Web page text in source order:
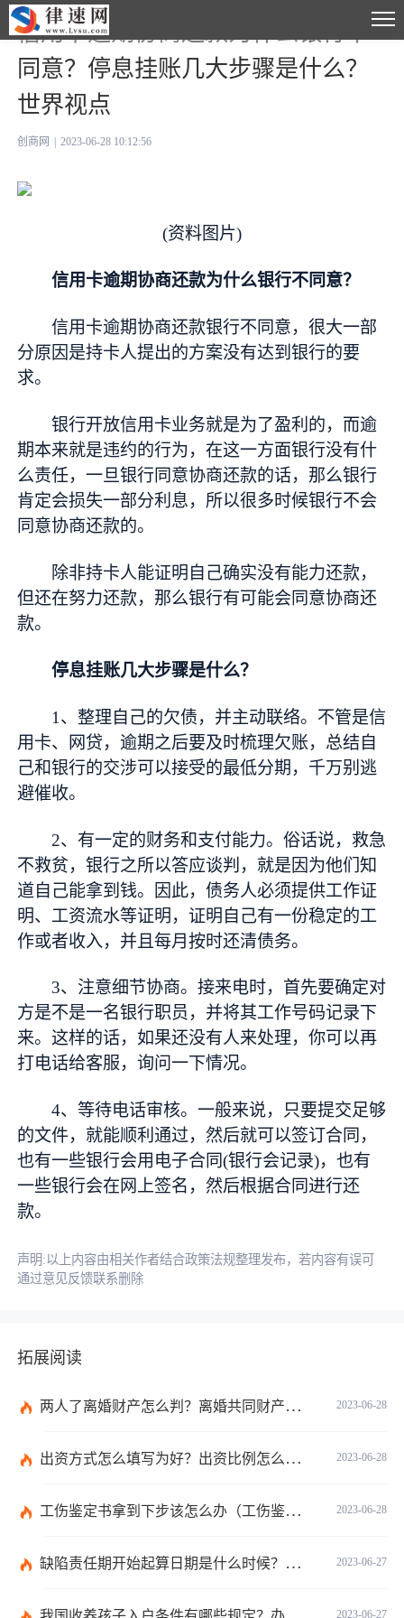
信用卡逾期协商还款为什么银行不
同意？停息挂账几大步骤是什么？
世界视点
创商网 2023-06-28 10:12:56
(资料图片)
信用卡逾期协商还款为什么银行不同意？
信用卡逾期协商还款银行不同意，很大一部
分原因是持卡人提出的方案没有达到银行的要
求。
银行开放信用卡业务就是为了盈利的，而逾
期本来就是违约的行为，在这一方面银行没有什
么责任，一旦银行同意协商还款的话，那么银行
肯定会损失一部分利息，所以很多时候银行不会
同意协商还款的。
除非持卡人能证明自己确实没有能力还款，
但还在努力还款，那么银行有可能会同意协商还
款。
停息挂账几大步骤是什么？
1、整理自己的欠债，并主动联络。不管是信
用卡、
网贷，逾期之后要及时梳理欠账，总结自
己和银行的交涉可以接受的最低分期，千万别逃
避催收。
2、有一定的财务和支付能力。俗话说，救急
不救贫，银行之所以答应谈判，就是因为他们知
道自己能拿到钱。因此，债务人必须提供工作证
明、工资流水等证明，证明自己有一份稳定的工
作或者收入，并且每月按时还清债务。
3、注意细节协商。接来电时，首先要确定对
方是不是一名银行职员，并将其工作号码记录下
来。这样的话，如果还没有人来处理，你可以再
打电话给客服，询问一下情况。
4、等待电话审核。一般来说，只要提交足够
的文件，就能顺利通过，然后就可以签订合同，
也有一些银行会用电子合同(银行会记录)，也有
一些银行会在网上签名，然后根据合同进行还
款。
声明:以上内容由相关作者结合政策法规整理发布，若内容有误可
通过意见反馈联系删除
拓展阅读
2023-06-28
两人了离婚财产怎么判？离婚共同财产有哪些？_焦点快报
2023-06-28
出资方式怎么填写为好？出资比例怎么填写？
2023-06-28
工伤鉴定书拿到下步该怎么办（工伤鉴定后要是对伤残等级结论不服怎么办）
2023-06-27
缺陷责任期开始起算日期是什么时候？缺陷责任终止证书签发的必要条件是什么？
2023-06-27